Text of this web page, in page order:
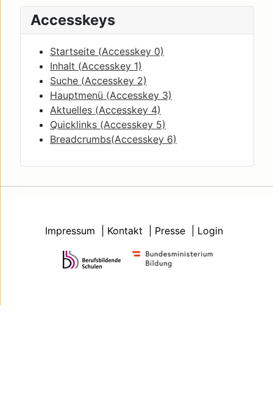
Accesskeys
Startseite (Accesskey 0)
Inhalt (Accesskey 1)
Suche (Accesskey 2)
Hauptmenü (Accesskey 3)
Aktuelles (Accesskey 4)
Quicklinks (Accesskey 5)
Breadcrumbs(Accesskey 6)
Impressum Kontakt Presse Login